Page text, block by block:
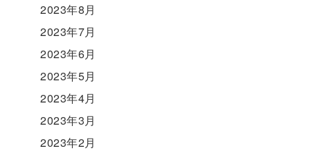
2023年8月
2023年7月
2023年6月
2023年5月
2023年4月
2023年3月
2023年2月